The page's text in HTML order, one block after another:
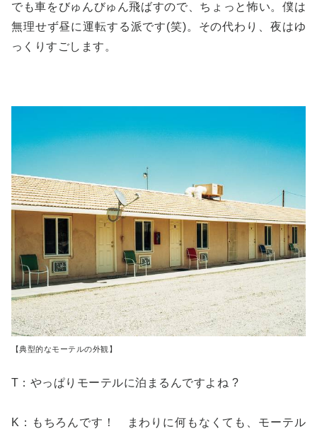
でも車をびゅんびゅん飛ばすので、ちょっと怖い。僕は
無理せず昼に運転する派です(笑)。その代わり、夜はゆ
っくりすごします。
【典型的なモーテルの外観】
T：やっぱりモーテルに泊まるんですよね ?
K：もちろんです！ まわりに何もなくても、モーテル